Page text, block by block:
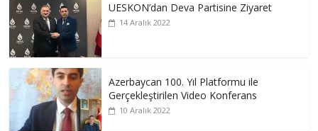
UESKON’dan Deva Partisine Ziyaret
14 Aralık 2022
Azerbaycan 100. Yıl Platformu ile
Gerçekleştirilen Video Konferans
10 Aralık 2022